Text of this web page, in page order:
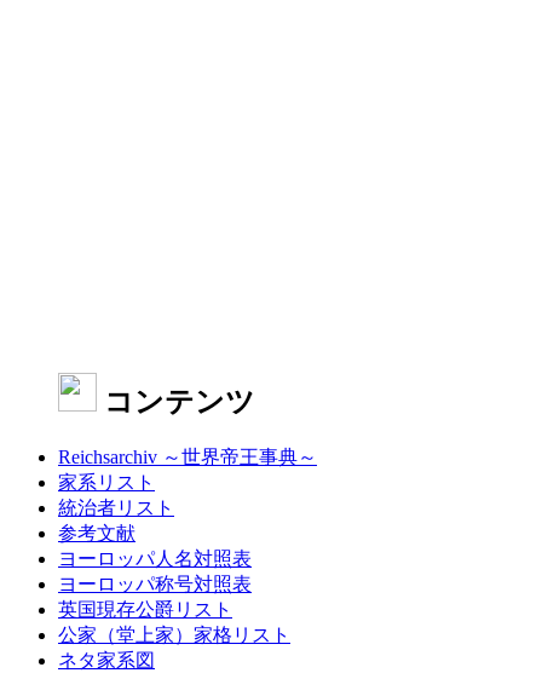
コンテンツ
Reichsarchiv ～世界帝王事典～
家系リスト
統治者リスト
参考文献
ヨーロッパ人名対照表
ヨーロッパ称号対照表
英国現存公爵リスト
公家（堂上家）家格リスト
ネタ家系図